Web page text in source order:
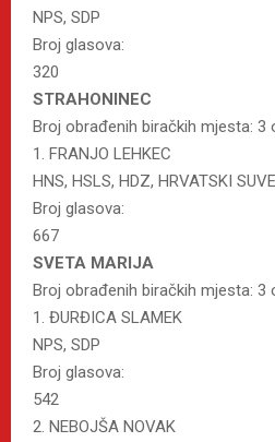
NPS, SDP
Broj glasova:
320
STRAHONINEC
Broj obrađenih biračkih mjesta: 3
1. FRANJO LEHKEC
HNS, HSLS, HDZ, HRVATSKI
Broj glasova:
667
SVETA MARIJA
Broj obrađenih biračkih mjesta: 3
1. ĐURĐICA SLAMEK
NPS, SDP
Broj glasova:
542
2. NEBOJŠA NOVAK